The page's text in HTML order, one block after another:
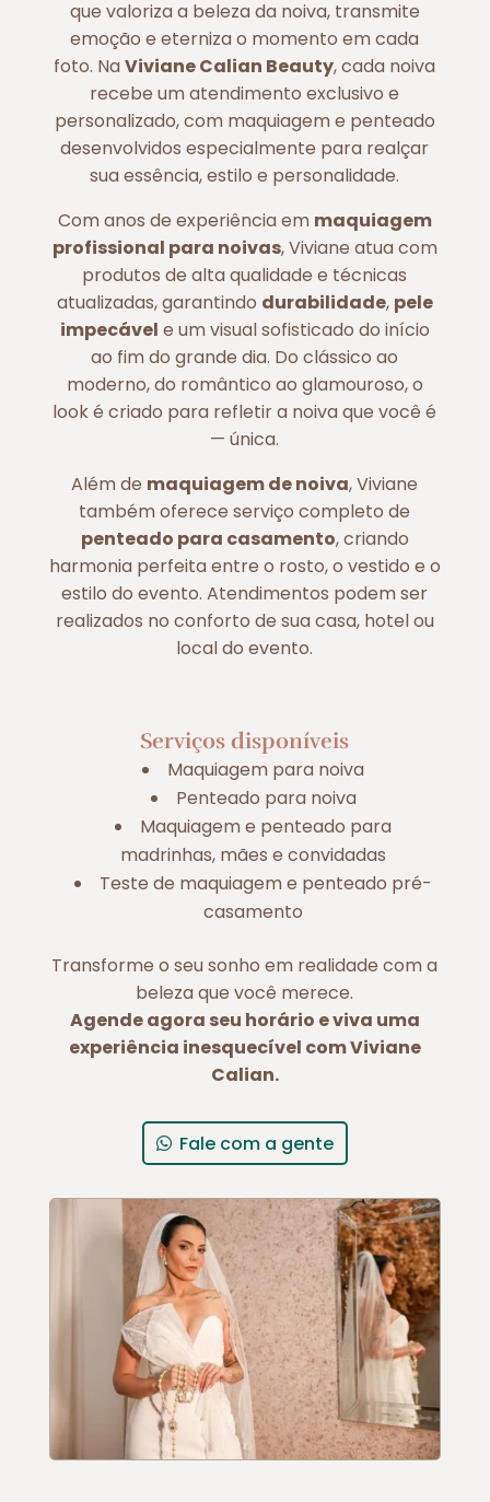
que valoriza a beleza da noiva, transmite
emoção e eterniza o momento em cada
foto. NaViviane Calian Beauty, cada noiva
recebe um atendimento exclusivo e
personalizado, com maquiagem e penteado
desenvolvidos especialmente para realçar
sua essência, estilo e personalidade.
Com anos de experiência em maquiagem
profissional para noivas, Viviane atua com
produtos de alta qualidade e técnicas
atualizadas, garantindo durabilidade, pele
impecável e um visual sofisticado do início
ao fim do grande dia. Do clássico ao
moderno, do romântico ao glamouroso, o
look é criado para refletir a noiva que você é
— única.
Além de maquiagem de noiva, Viviane
também oferece serviço completo de
penteado para casamento, criando
harmonia perfeita entre o rosto, o vestido e o
estilo do evento. Atendimentos podem ser
realizados no conforto de sua casa, hotel ou
local do evento.
Serviços disponíveis
Maquiagem para noiva
Penteado para noiva
Maquiagem e penteado para
madrinhas, mães e convidadas
Teste de maquiagem e penteado pré-
casamento
Transforme o seu sonho em realidade com a
beleza que você merece.
Agende agora seu horário e viva uma
experiência inesquecível com Viviane
Calian.
Fale com a gente